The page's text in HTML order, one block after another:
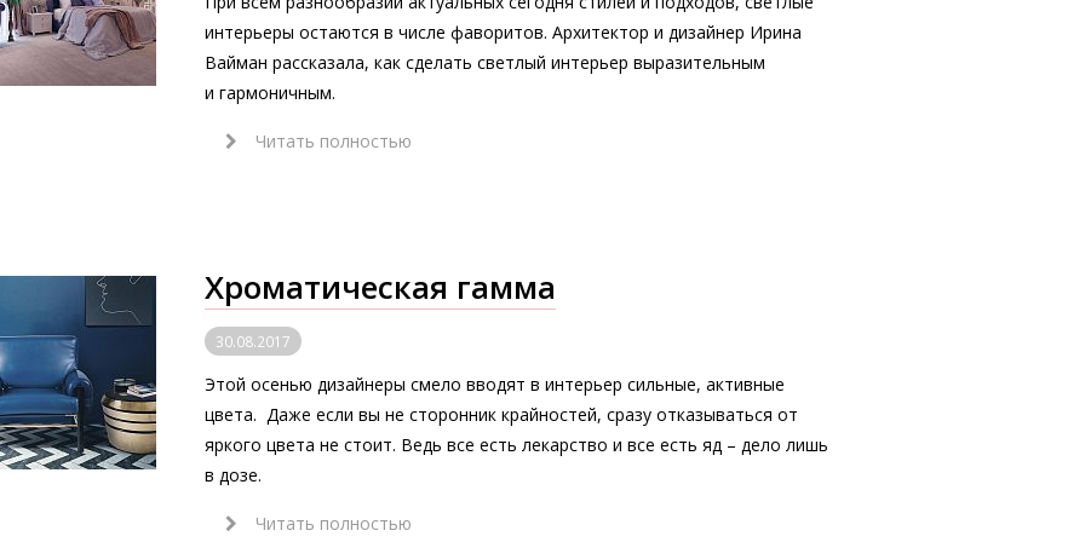
интерьеры остаются в числе фаворитов. Архитектор и дизайнер Ирина
Вайман рассказала, как сделать светлый интерьер выразительным
и гармоничным.
Читать полностью
Хроматическая гамма
30.08.2017
Этой осенью дизайнеры смело вводят в интерьер сильные, активные
цвета. Даже если вы не сторонник крайностей, сразу отказываться от
яркого цвета не стоит. Ведь все есть лекарство и все есть яд – дело лишь
в дозе.
Читать полностью